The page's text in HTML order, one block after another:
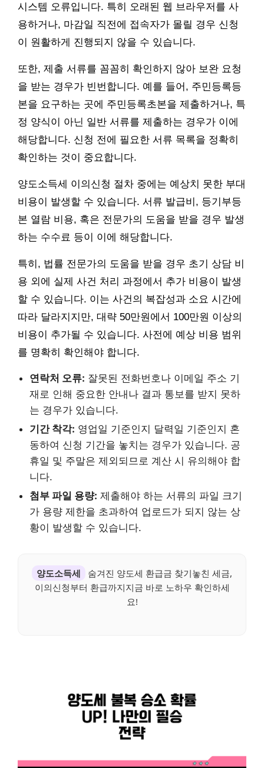
시스템 오류입니다. 특히 오래된 웹 브라우저를 사
용하거나, 마감일 직전에 접속자가 몰릴 경우 신청
이 원활하게 진행되지 않을 수 있습니다.
또한, 제출 서류를 꼼꼼히 확인하지 않아 보완 요청
을 받는 경우가 빈번합니다. 예를 들어, 주민등록등
본을 요구하는 곳에 주민등록초본을 제출하거나, 특
정 양식이 아닌 일반 서류를 제출하는 경우가 이에
해당합니다. 신청 전에 필요한 서류 목록을 정확히
확인하는 것이 중요합니다.
양도소득세 이의신청 절차 중에는 예상치 못한 부대
비용이 발생할 수 있습니다. 서류 발급비, 등기부등
본 열람 비용, 혹은 전문가의 도움을 받을 경우 발생
하는 수수료 등이 이에 해당합니다.
특히, 법률 전문가의 도움을 받을 경우 초기 상담 비
용 외에 실제 사건 처리 과정에서 추가 비용이 발생
할 수 있습니다. 이는 사건의 복잡성과 소요 시간에
따라 달라지지만, 대략 50만원에서 100만원 이상의
비용이 추가될 수 있습니다. 사전에 예상 비용 범위
를 명확히 확인해야 합니다.
연락처 오류: 잘못된 전화번호나 이메일 주소 기
재로 인해 중요한 안내나 결과 통보를 받지 못하
는 경우가 있습니다.
기간 착각: 영업일 기준인지 달력일 기준인지 혼
동하여 신청 기간을 놓치는 경우가 있습니다. 공
휴일 및 주말은 제외되므로 계산 시 유의해야 합
니다.
첨부 파일 용량: 제출해야 하는 서류의 파일 크기
가 용량 제한을 초과하여 업로드가 되지 않는 상
황이 발생할 수 있습니다.
양도소득세
숨겨진 양도세 환급금 찾기놓친 세금,
이의신청부터 환급까지지금 바로 노하우 확인하세
요!